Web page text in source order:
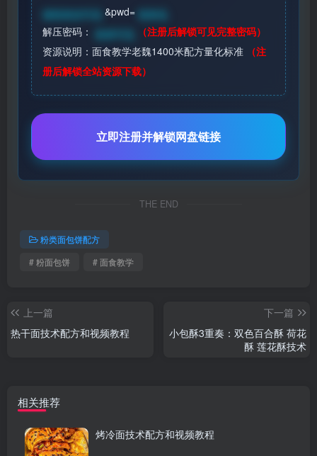
请登录后可见
&pwd=
解压密码：
（注册后解锁可见完整密码）
资源说明：面食教学老魏1400米配方量化标准
（注
册后解锁全站资源下载）
立即注册并解锁网盘链接
THE END
粉类面包饼配方
# 粉面包饼
# 面食教学
上一篇
热干面技术配方和视频教程
下一篇
小包酥3重奏：双色百合酥 荷花
酥 莲花酥技术
相关推荐
烤冷面技术配方和视频教程